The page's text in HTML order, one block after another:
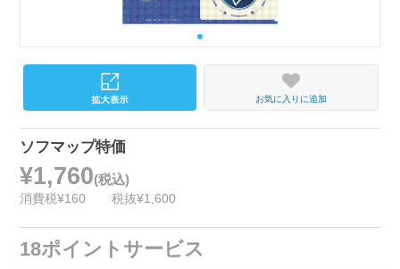
お気に入りに追加
ソフマップ特価
¥1,760(税込)
消費税¥160 税抜¥1,600
18ポイントサービス